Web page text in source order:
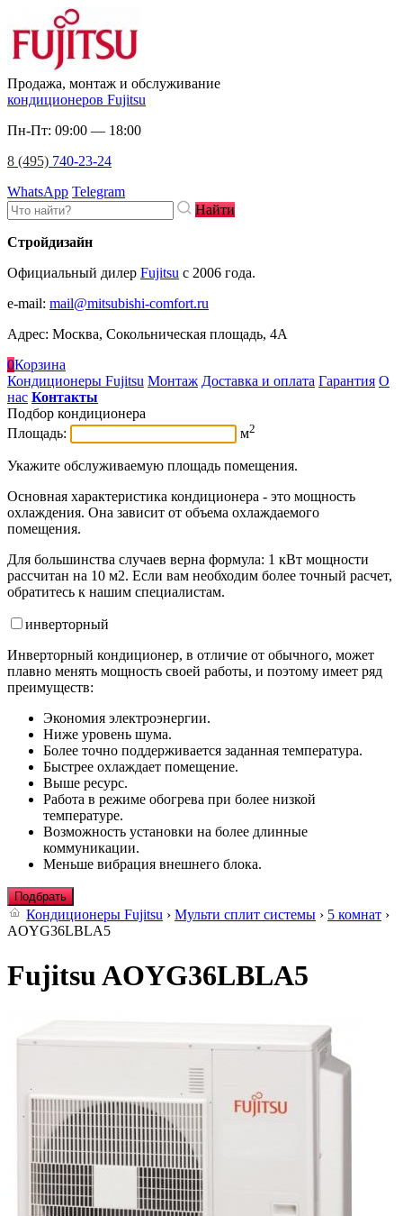
Продажа, монтаж и обслуживание
кондиционеров Fujitsu
Пн-Пт: 09:00 — 18:00
8 (495) 740-23-24
WhatsApp Telegram
Найти
Стройдизайн
Официальный дилер Fujitsu c 2006 года.
e-mail: mail@mitsubishi-comfort.ru
Адрес: Москва, Сокольническая площадь, 4А
0Корзина
Кондиционеры Fujitsu Монтаж Доставка и оплата Гарантия О
нас Контакты
Подбор кондиционера
Площадь:
м2
Укажите обслуживаемую площадь помещения.
Основная характеристика кондиционера - это мощность
охлаждения. Она зависит от объема охлаждаемого
помещения.
Для большинства случаев верна формула: 1 кВт мощности
рассчитан на 10 м2. Если вам необходим более точный расчет,
обратитесь к нашим специалистам.
инверторный
Инверторный кондиционер, в отличие от обычного, может
плавно менять мощность своей работы, и поэтому имеет ряд
преимуществ:
Экономия электроэнергии.
Ниже уровень шума.
Более точно поддерживается заданная температура.
Быстрее охлаждает помещение.
Выше ресурс.
Работа в режиме обогрева при более низкой
температуре.
Возможность установки на более длинные
коммуникации.
Меньше вибрация внешнего блока.
Подбрать
Кондиционеры Fujitsu › Мульти сплит системы › 5 комнат ›
AOYG36LBLA5
Fujitsu AOYG36LBLA5